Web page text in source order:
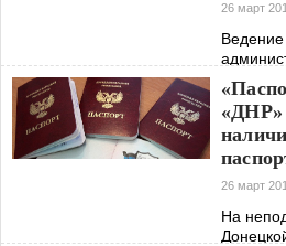
26 март
«ДНР»
26 март
На